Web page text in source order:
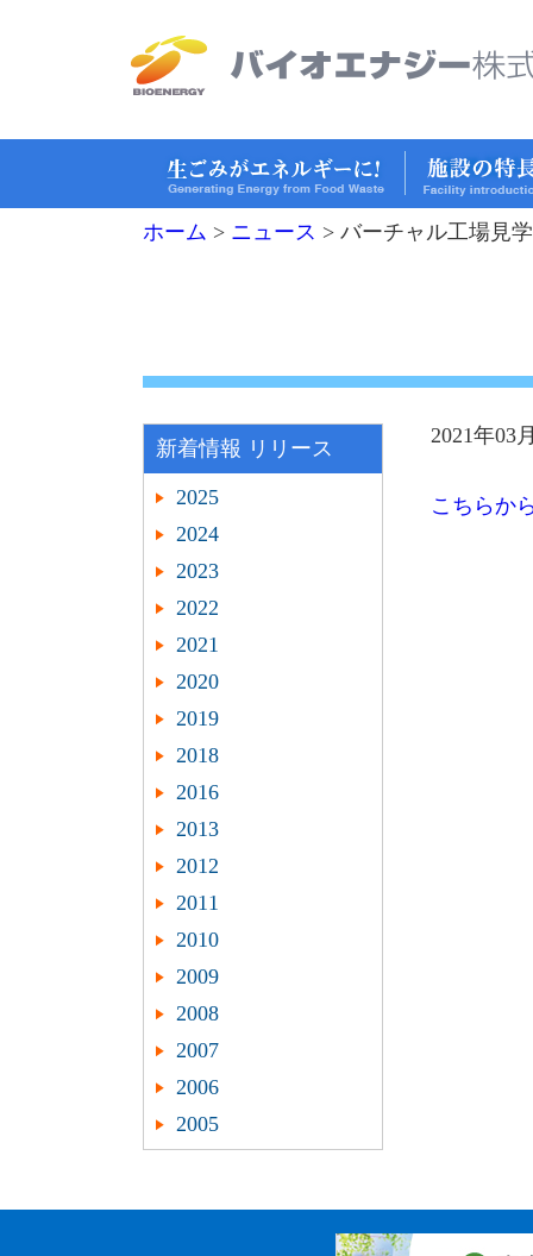
ホーム > ニュース > バーチャル工場見
新着情報 リリース
2025
2024
2023
2022
2021
2020
2019
2018
2016
2013
2012
2011
2010
2009
2008
2007
2006
2005
2021年03
こちらか